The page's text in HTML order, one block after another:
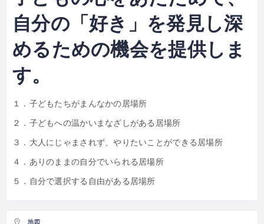
自分の「好き」を発見し深
めるための機会を提供しま
す。
１．子どもたちがまんなかの居場所
２．子どもへの温かいまなざしがある居場所
３．大人にじゃまされず、やりたいことができる居場所
４．ありのままの自分でいられる居場所
５．自分で選択する自由がある居場所
地図